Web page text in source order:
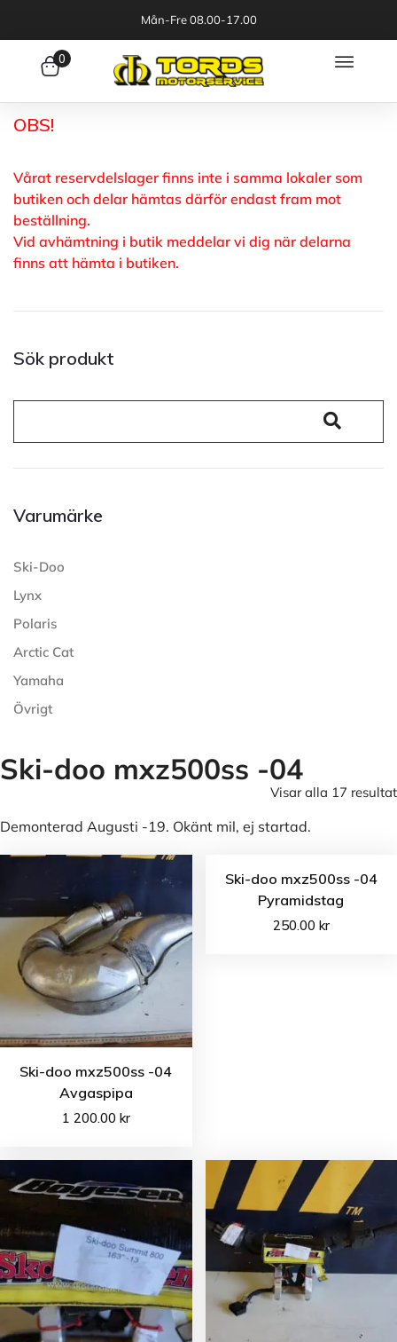
Mån-Fre 08.00-17.00
0
OBS!
Vårat reservdelslager finns inte i samma lokaler som
butiken och delar hämtas därför endast fram mot
beställning.
Vid avhämtning i butik meddelar vi dig när delarna
finns att hämta i butiken.
Sök produkt
Varumärke
Ski-Doo
Lynx
Polaris
Arctic Cat
Yamaha
Övrigt
Ski-doo mxz500ss -04
Visar alla 17 resultat
Demonterad Augusti -19. Okänt mil, ej startad.
Ski-doo mxz500ss -04
Avgaspipa
1 200.00 kr
Ski-doo mxz500ss -04
Pyramidstag
250.00 kr